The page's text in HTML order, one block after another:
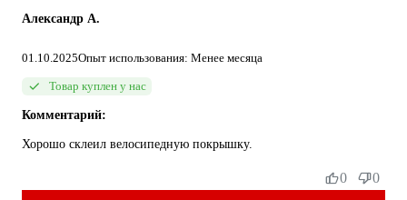
Александр А.
01.10.2025Опыт использования: Менее месяца
Товар куплен у нас
Комментарий:
Хорошо склеил велосипедную покрышку.
0 0